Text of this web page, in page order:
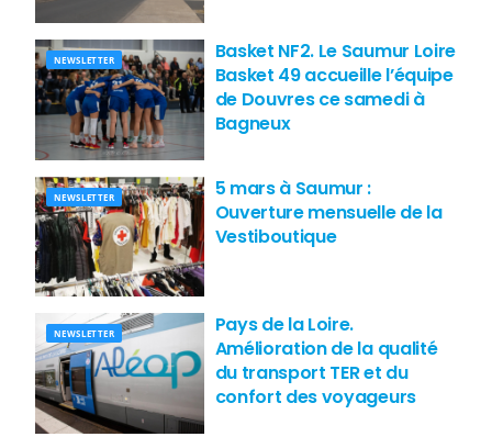
NEWSLETTER
Basket NF2. Le Saumur Loire
Basket 49 accueille l’équipe
de Douvres ce samedi à
Bagneux
NEWSLETTER
5 mars à Saumur :
Ouverture mensuelle de la
Vestiboutique
NEWSLETTER
Pays de la Loire.
Amélioration de la qualité
du transport TER et du
confort des voyageurs